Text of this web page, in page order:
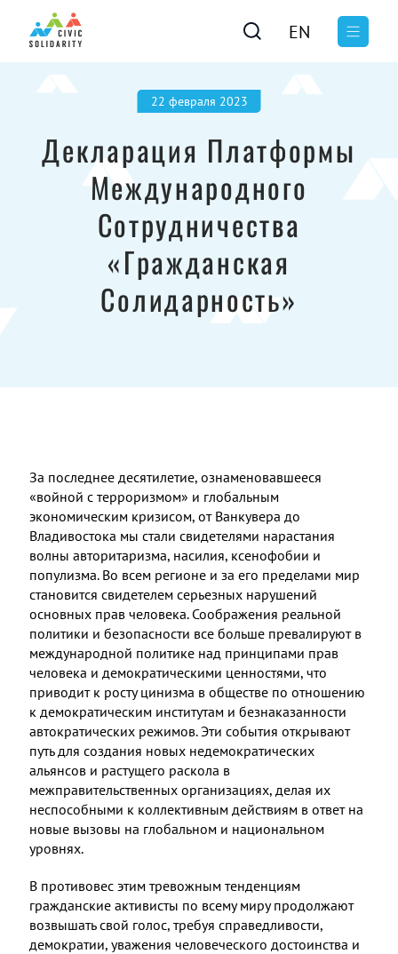
EN
22 февраля 2023
Декларация Платформы
Международного
Сотрудничества
«Гражданская
Солидарность»
За последнее десятилетие, ознаменовавшееся
«войной с терроризмом» и глобальным
экономическим кризисом, от Ванкувера до
Владивостока мы стали свидетелями нарастания
волны авторитаризма, насилия, ксенофобии и
популизма. Во всем регионе и за его пределами мир
становится свидетелем серьезных нарушений
основных прав человека. Соображения реальной
политики и безопасности все больше превалируют в
международной политике над принципами прав
человека и демократическими ценностями, что
приводит к росту цинизма в обществе по отношению
к демократическим институтам и безнаказанности
автократических режимов. Эти события открывают
путь для создания новых недемократических
альянсов и растущего раскола в
межправительственных организациях, делая их
неспособными к коллективным действиям в ответ на
новые вызовы на глобальном и национальном
уровнях.
В противовес этим тревожным тенденциям
гражданские активисты по всему миру продолжают
возвышать свой голос, требуя справедливости,
демократии, уважения человеческого достоинства и